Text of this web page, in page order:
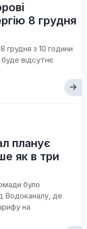
8 грудня
з 10 години
відсутнє
планує
як в три
було
Водоканалу, де
на